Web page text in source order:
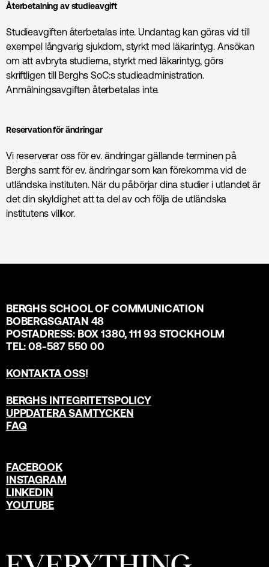
Återbetalning av studieavgift
Studieavgiften återbetalas inte. Undantag kan göras vid till
exempel långvarig sjukdom, styrkt med läkarintyg. Ansökan
om att avbryta studierna, styrkt med läkarintyg, görs
skriftligen till Berghs SoC:s studieadministration.
Anmälningsavgiften återbetalas inte.
Reservation för ändringar
Vi reserverar oss för ev. ändringar gällande terminen på
Berghs samt för ev. ändringar som kan förekomma vid de
utländska instituten. När du påbörjar dina studier i utlandet är
det din skyldighet att ta del av och följa de utländska
institutens villkor.
BERGHS SCHOOL OF COMMUNICATION
BOBERGSGATAN 48
POSTADRESS: BOX 1380, 111 93 STOCKHOLM
TEL: 08-587 550 00
KONTAKTA OSS!
BERGHS INTEGRITETSPOLICY
UPPDATERA SAMTYCKEN
FAQ
FACEBOOK
INSTAGRAM
LINKEDIN
YOUTUBE